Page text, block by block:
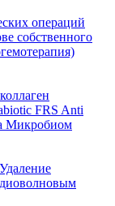
операций
собственного
FRS Anti
Микробиом
Удаление